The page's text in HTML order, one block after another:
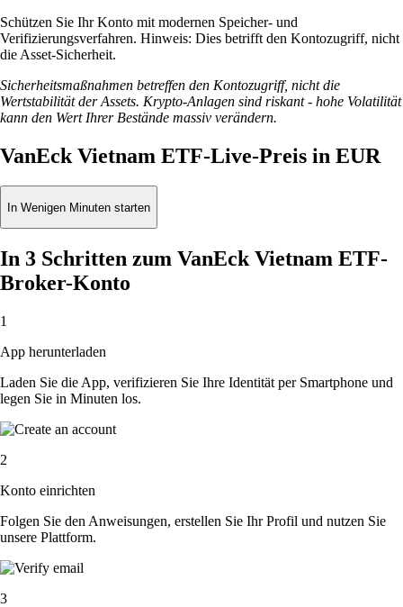
Schützen Sie Ihr Konto mit modernen Speicher- und
Verifizierungsverfahren. Hinweis: Dies betrifft den Kontozugriff, nicht
die Asset-Sicherheit.
Sicherheitsmaßnahmen betreffen den Kontozugriff, nicht die
Wertstabilität der Assets. Krypto-Anlagen sind riskant - hohe Volatilität
kann den Wert Ihrer Bestände massiv verändern.
VanEck Vietnam ETF-Live-Preis in EUR
In Wenigen Minuten starten
In 3 Schritten zum VanEck Vietnam ETF-
Broker-Konto
1
App herunterladen
Laden Sie die App, verifizieren Sie Ihre Identität per Smartphone und
legen Sie in Minuten los.
2
Konto einrichten
Folgen Sie den Anweisungen, erstellen Sie Ihr Profil und nutzen Sie
unsere Plattform.
3